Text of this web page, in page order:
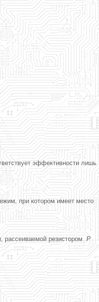
эффективности лишь
при котором имеет место
рассеиваемой резистором.Р